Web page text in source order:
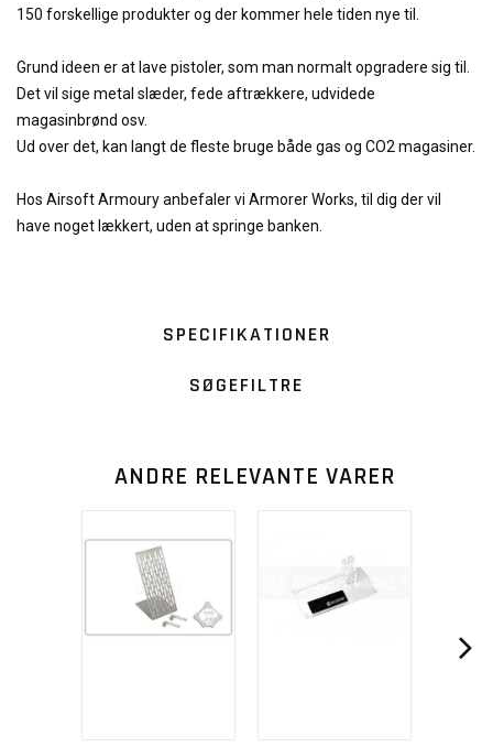
150 forskellige produkter og der kommer hele tiden nye til.
Grund ideen er at lave pistoler, som man normalt opgradere sig til.
Det vil sige metal slæder, fede aftrækkere, udvidede
magasinbrønd osv.
Ud over det, kan langt de fleste bruge både gas og CO2 magasiner.
Hos Airsoft Armoury anbefaler vi Armorer Works, til dig der vil
have noget lækkert, uden at springe banken.
SPECIFIKATIONER
SØGEFILTRE
ANDRE RELEVANTE VARER